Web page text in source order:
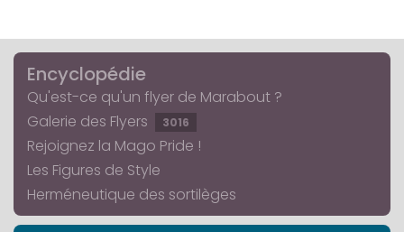
Encyclopédie
Qu'est-ce qu'un flyer de Marabout ?
Galerie des Flyers
3016
Rejoignez la Mago Pride !
Les Figures de Style
Herméneutique des sortilèges